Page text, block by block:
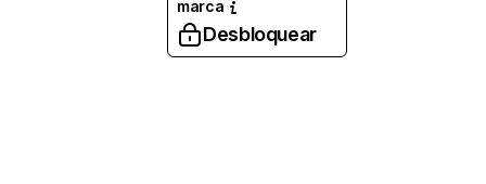
marca
Desbloquear